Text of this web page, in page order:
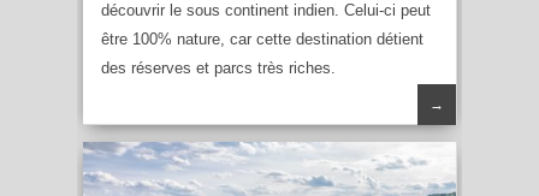
découvrir le sous continent indien. Celui-ci peut
être 100% nature, car cette destination détient
des réserves et parcs très riches.
→